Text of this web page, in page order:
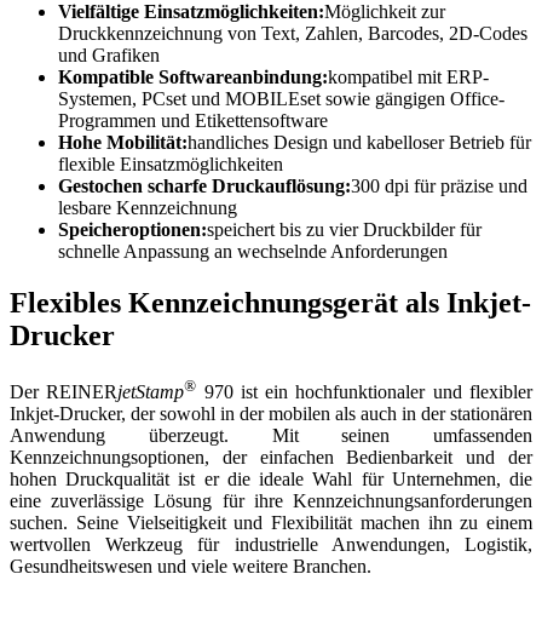
Vielfältige Einsatzmöglichkeiten:Möglichkeit zur
Druckkennzeichnung von Text, Zahlen, Barcodes, 2D-Codes
und Grafiken
Kompatible Softwareanbindung:kompatibel mit ERP-
Systemen, PCset und MOBILEset sowie gängigen Office-
Programmen und Etikettensoftware
Hohe Mobilität:handliches Design und kabelloser Betrieb für
flexible Einsatzmöglichkeiten
Gestochen scharfe Druckauflösung:300 dpi für präzise und
lesbare Kennzeichnung
Speicheroptionen:speichert bis zu vier Druckbilder für
schnelle Anpassung an wechselnde Anforderungen
Flexibles Kennzeichnungsgerät als Inkjet-
Drucker
Der REINERjetStamp® 970 ist ein hochfunktionaler und flexibler
Inkjet-Drucker, der sowohl in der mobilen als auch in der stationären
Anwendung überzeugt. Mit seinen umfassenden
Kennzeichnungsoptionen, der einfachen Bedienbarkeit und der
hohen Druckqualität ist er die ideale Wahl für Unternehmen, die
eine zuverlässige Lösung für ihre Kennzeichnungsanforderungen
suchen. Seine Vielseitigkeit und Flexibilität machen ihn zu einem
wertvollen Werkzeug für industrielle Anwendungen, Logistik,
Gesundheitswesen und viele weitere Branchen.